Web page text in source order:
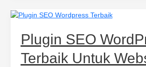
Plugin SEO
Terbaik Untuk
Plugin
WordPress
Terbaik
untuk
Website